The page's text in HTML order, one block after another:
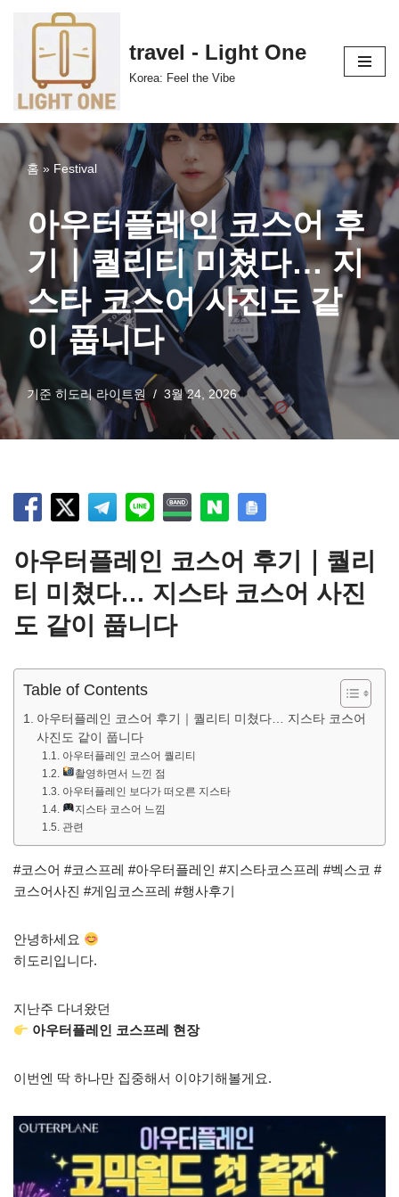
츠
로
건
너
뛰
travel - Light One
Korea: Feel the Vibe
홈 » Festival
아우터플레인 코스어 후
기｜퀄리티 미쳤다… 지
스타 코스어 사진도 같
이 풉니다
기준 히도리 라이트원 3월 24, 2026
아우터플레인 코스어 후기｜퀄리
티 미쳤다… 지스타 코스어 사진
도 같이 풉니다
Table of Contents
아우터플레인 코스어 후기｜퀄리티 미쳤다… 지스타 코스어
사진도 같이 풉니다
아우터플레인 코스어 퀄리티
촬영하면서 느낀 점
아우터플레인 보다가 떠오른 지스타
지스타 코스어 느낌
관련
#코스어 #코스프레 #아우터플레인 #지스타코스프레 #벡스코 #
코스어사진 #게임코스프레 #행사후기
안녕하세요
히도리입니다.
지난주 다녀왔던
아우터플레인 코스프레 현장
이번엔 딱 하나만 집중해서 이야기해볼게요.